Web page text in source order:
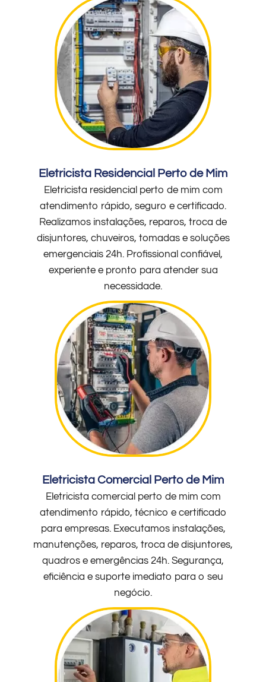
Eletricista Residencial Perto de Mim
Eletricista residencial perto de mim com
atendimento rápido, seguro e certificado.
Realizamos instalações, reparos, troca de
disjuntores, chuveiros, tomadas e soluções
emergenciais 24h. Profissional confiável,
experiente e pronto para atender sua
necessidade.
Eletricista Comercial Perto de Mim
Eletricista comercial perto de mim com
atendimento rápido, técnico e certificado
para empresas. Executamos instalações,
manutenções, reparos, troca de disjuntores,
quadros e emergências 24h. Segurança,
eficiência e suporte imediato para o seu
negócio.